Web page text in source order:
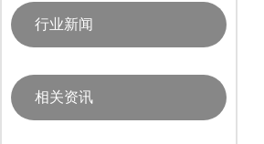
行业新闻
相关资讯